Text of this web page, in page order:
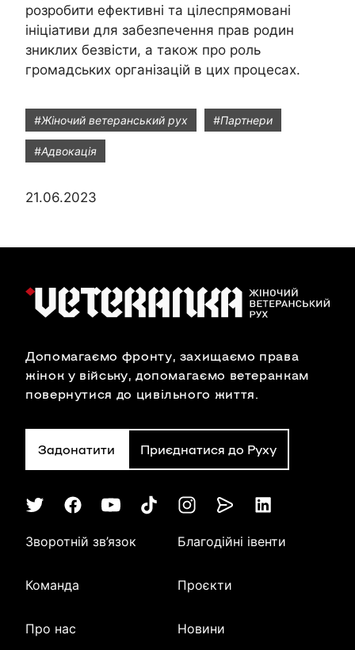
розробити ефективні та цілеспрямовані
ініціативи для забезпечення прав родин
зниклих безвісти, а також про роль
громадських організацій в цих процесах.
#Жіночий ветеранський рух #Партнери
#Адвокація
21.06.2023
Допомагаємо фронту, захищаємо права
жінок у війську, допомагаємо ветеранкам
повернутися до цивільного життя.
Задонатити Приєднатися до Руху
Зворотній зв’язок
Команда
Про нас
Благодійні івенти
Проєкти
Новини